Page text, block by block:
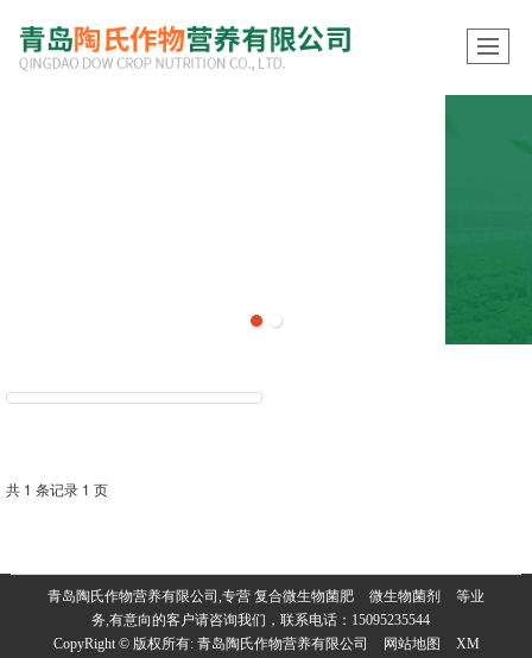
共 1 条记录 1 页
青岛陶氏作物营养有限公司,专营 复合微生物菌肥 微生物菌剂
等业
务,有意向的客户请咨询我们，联系电话： 15095235544
CopyRight © 版权所有: 青岛陶氏作物营养有限公司 网站地图
XM